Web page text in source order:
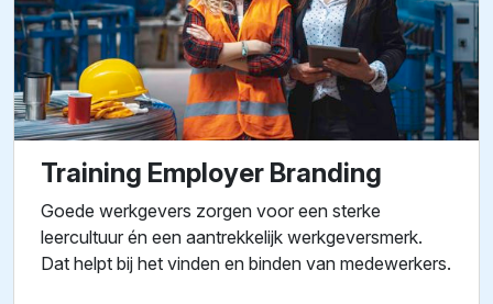
Training Employer Branding
Goede werkgevers zorgen voor een sterke
leercultuur én een aantrekkelijk werkgeversmerk.
Dat helpt bij het vinden en binden van medewerkers.